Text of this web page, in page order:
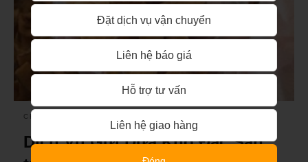
CHUYỂN PHÁT NHANH
Dịch Vụ Gửi Dừa Khô Đặc Sản
Đặt dịch vụ vận chuyển
Liên hệ báo giá
Hỗ trợ tư vấn
Liên hệ giao hàng